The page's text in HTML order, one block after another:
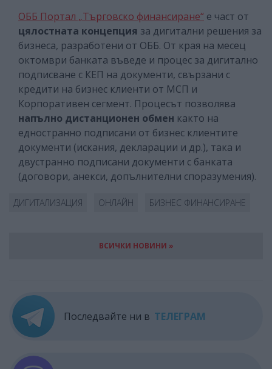
ОББ Портал „Търговско финансиране“ е част от
цялостната концепция за дигитални решения за
бизнеса, разработени от ОББ. От края на месец
октомври банката въведе и процес за дигитално
подписване с КЕП на документи, свързани с
кредити на бизнес клиенти от МСП и
Корпоративен сегмент. Процесът позволява
напълно дистанционен обмен както на
едностранно подписани от бизнес клиентите
документи (искания, декларации и др.), така и
двустранно подписани документи с банката
(договори, анекси, допълнителни споразумения).
ДИГИТАЛИЗАЦИЯ ОНЛАЙН БИЗНЕС ФИНАНСИРАНЕ
ВСИЧКИ НОВИНИ »
Последвайте ни в ТЕЛЕГРАМ